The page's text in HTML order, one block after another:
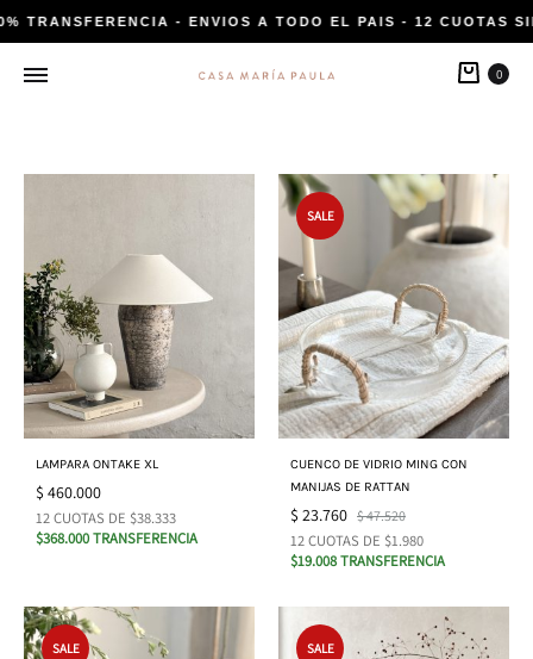
0
LAMPARA ONTAKE XL
$ 460.000
12 CUOTAS DE $38.333
$368.000 TRANSFERENCIA
SALE
CUENCO DE VIDRIO MING CON
MANIJAS DE RATTAN
$ 23.760 $47.520
12 CUOTAS DE $1.980
$19.008 TRANSFERENCIA
SALE SALE
TRANSFERENCIA - ENVIOS A TODO EL PAIS - 12 CUOTAS